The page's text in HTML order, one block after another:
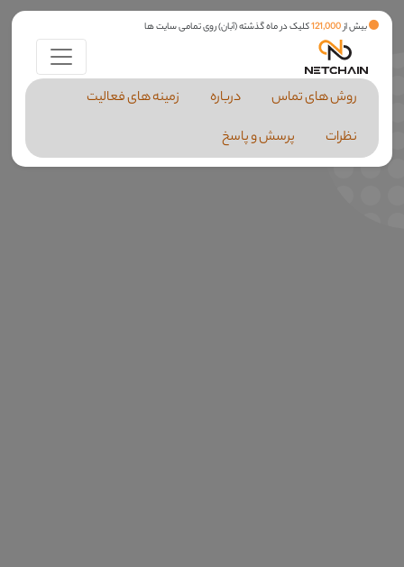
بیش از121,000کلیک در ماه گذشته (آبان) روی تمامی سایت ها
روش های تماس درباره
زمینه های فعالیت
نظرات
پرسش و پاسخ